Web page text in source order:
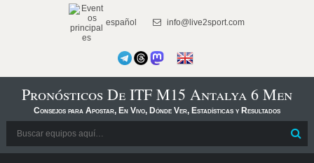
español info@live2sport.com
Pronósticos De ITF M15 Antalya 6 Men
Consejos para Apostar, En Vivo, Dónde Ver, Estadísticas y Resultados